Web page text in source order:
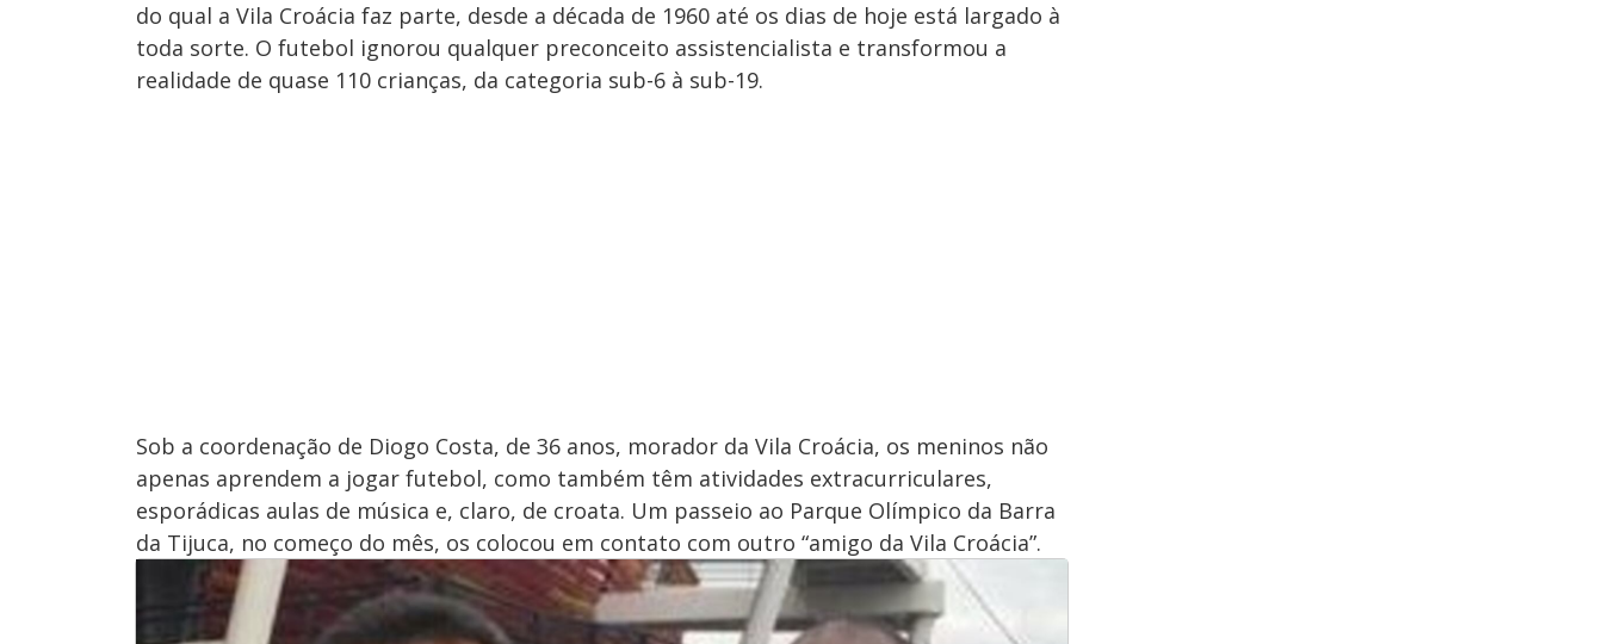
do qual a Vila Croácia faz parte, desde a década de 1960 até os dias de hoje está largado à
toda sorte. O futebol ignorou qualquer preconceito assistencialista e transformou a
realidade de quase 110 crianças, da categoria sub-6 à sub-19.
Sob a coordenação de Diogo Costa, de 36 anos, morador da Vila Croácia, os meninos não
apenas aprendem a jogar futebol, como também têm atividades extracurriculares,
esporádicas aulas de música e, claro, de croata. Um passeio ao Parque Olímpico da Barra
da Tijuca, no começo do mês, os colocou em contato com outro “amigo da Vila Croácia”.